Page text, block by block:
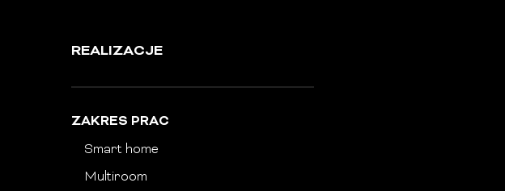
REALIZACJE
ZAKRES PRAC
Smart home
Multiroom